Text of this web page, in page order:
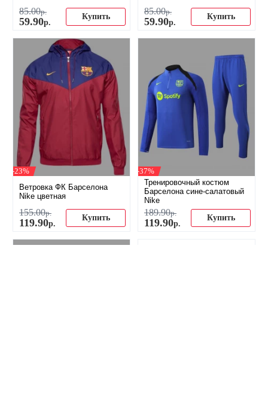
85.00р.
59.90р.
Купить
85.00р.
59.90р.
Купить
-23%
Ветровка ФК Барселона
Nike цветная
155.00р.
119.90р.
Купить
-37%
Тренировочный костюм
Барселона сине-салатовый
Nike
189.90р.
119.90р.
Купить